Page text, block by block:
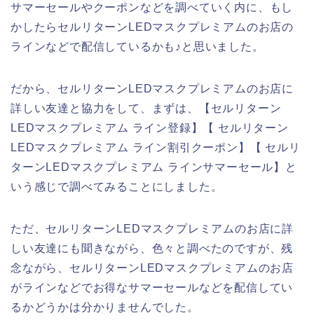
サマーセールやクーポンなどを調べていく内に、もし
かしたらセルリターンLEDマスクプレミアムのお店の
ラインなどで配信しているかも♪と思いました。
だから、セルリターンLEDマスクプレミアムのお店に
詳しい友達と協力をして、まずは、【セルリターン
LEDマスクプレミアム ライン登録】【 セルリターン
LEDマスクプレミアム ライン割引クーポン】【 セルリ
ターンLEDマスクプレミアム ラインサマーセール】と
いう感じで調べてみることにしました。
ただ、セルリターンLEDマスクプレミアムのお店に詳
しい友達にも聞きながら、色々と調べたのですが、残
念ながら、セルリターンLEDマスクプレミアムのお店
がラインなどでお得なサマーセールなどを配信してい
るかどうかは分かりませんでした。